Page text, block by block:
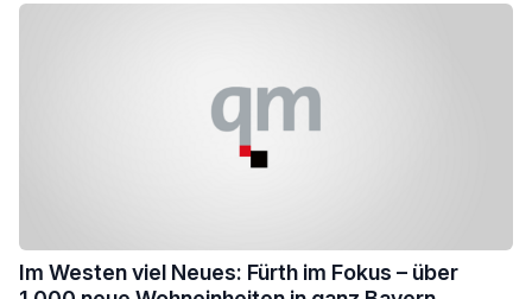
Im Westen viel Neues: Fürth im Fokus – über